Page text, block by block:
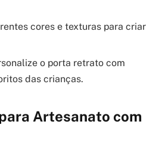
cores e texturas para criar
o porta retrato com
das crianças.
Artesanato com